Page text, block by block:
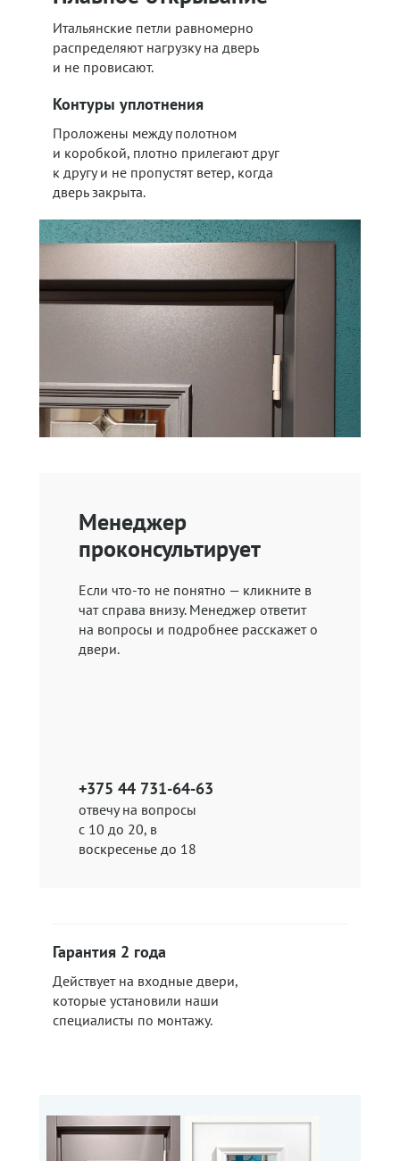
Итальянские петли равномерно
распределяют нагрузку на дверь
и не провисают.
Контуры уплотнения
Проложены между полотном
и коробкой, плотно прилегают друг
к другу и не пропустят ветер, когда
дверь закрыта.
Гарантия 2 года
Действует на входные двери,
которые установили наши
специалисты по монтажу.
Менеджер
проконсультирует
Если что-то не понятно — кликните в
чат справа внизу. Менеджер ответит
на вопросы и подробнее расскажет о
двери.
+375 44 731-64-63
отвечу на вопросы
c 10 до 20, в
воскресенье до 18